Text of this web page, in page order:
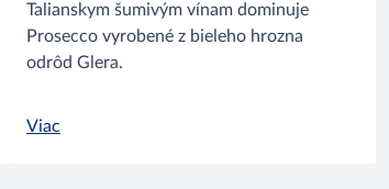
Talianskym šumivým vínam dominuje
Prosecco vyrobené z bieleho hrozna
odrôd Glera.
Viac